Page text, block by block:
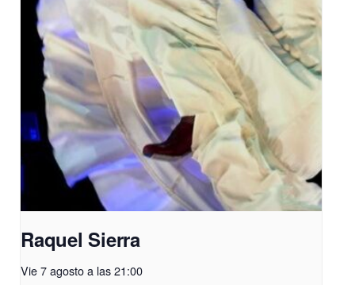
Raquel Sierra
Vie 7 agosto a las 21:00